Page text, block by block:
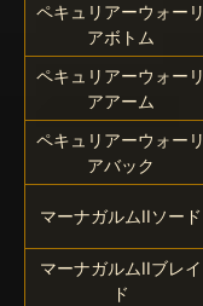
ペキュリアーウォーリ
アボトム
ペキュリアーウォーリ
アアーム
ペキュリアーウォーリ
アバック
マーナガルムIIソード
マーナガルムIIブレイ
ド